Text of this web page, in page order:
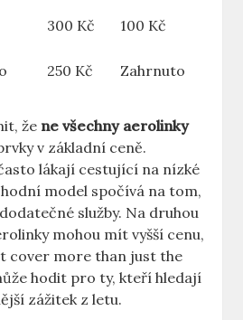
300 Kč
100 Kč
250 Kč Zahrnuto
že ne všechny aerolinky
v základní ceně.
lákají cestující na nízké
model spočívá na tom,
služby. Na druhou
mohou mít vyšší cenu,
cover more than just the
hodit pro ty, kteří hledají
zážitek z letu.